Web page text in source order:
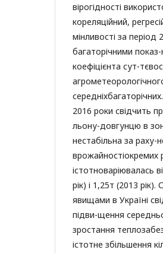
вірогідності
кореляційний,
мінливості за період
багаторічними
коефіцієнта сут-
2016 роки свідчить
льону-довгунцю в
нестабільна за раху-
врожайностіокремих
істотноваріювалась
рік) і 1,25т (2013
явищами в Україні
підви-щення
зростання
істотне збільшення